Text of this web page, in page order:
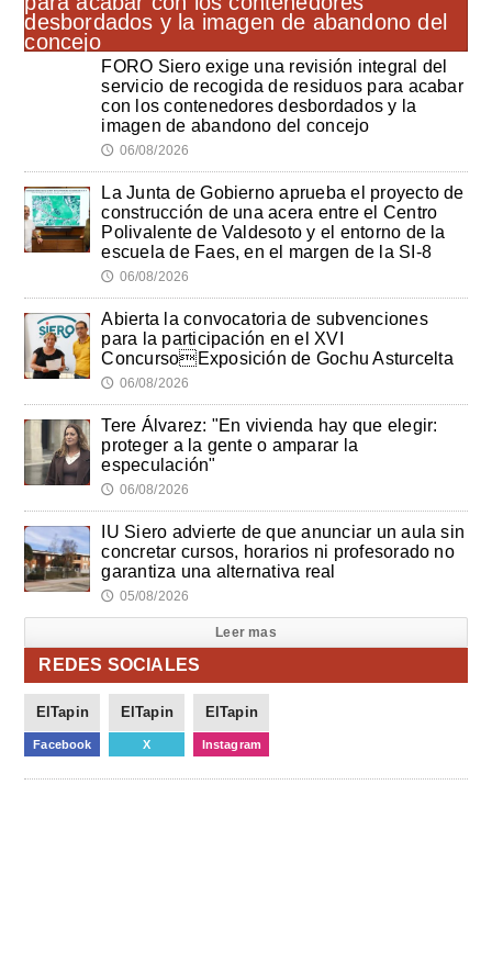
FORO Siero exige una revisión integral del
servicio de recogida de residuos para acabar
con los contenedores desbordados y la
imagen de abandono del concejo
🕔 06/08/2026
La Junta de Gobierno aprueba el proyecto de
construcción de una acera entre el Centro
Polivalente de Valdesoto y el entorno de la
escuela de Faes, en el margen de la SI-8
🕔 06/08/2026
Abierta la convocatoria de subvenciones
para la participación en el XVI
ConcursoExposición de Gochu Asturcelta
🕔 06/08/2026
Tere Álvarez: "En vivienda hay que elegir:
proteger a la gente o amparar la
especulación"
🕔 06/08/2026
IU Siero advierte de que anunciar un aula sin
concretar cursos, horarios ni profesorado no
garantiza una alternativa real
🕔 05/08/2026
Leer mas
REDES SOCIALES
ElTapin
Facebook
ElTapin
X
ElTapin
Instagram